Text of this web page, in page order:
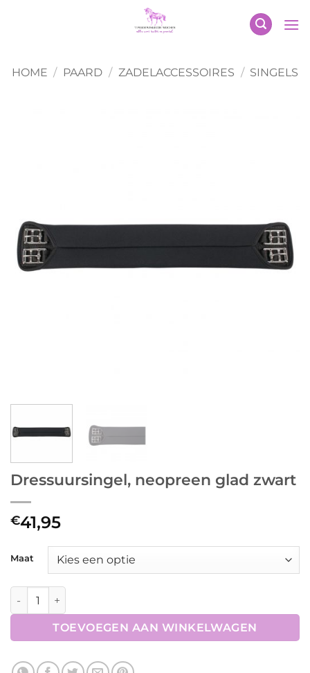
HOME / PAARD / ZADELACCESSOIRES / SINGELS
Dressuursingel, neopreen glad zwart
€41,95
Maat
Dressuursingel, neopreen glad zwart aantal
TOEVOEGEN AAN WINKELWAGEN